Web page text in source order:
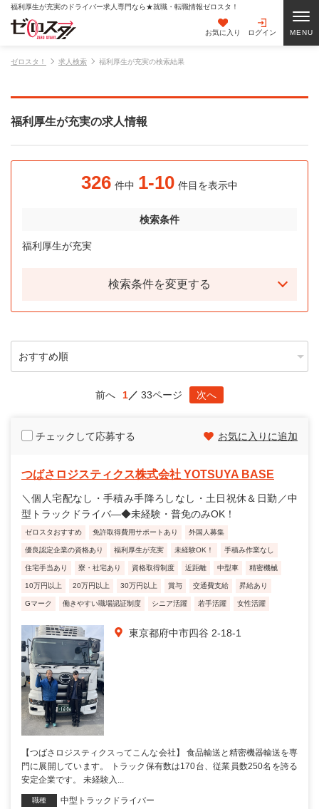
福利厚生が充実のドライバー求人専門なら★就職・転職情報ゼロスタ！
お気に入り ログイン
ゼロスタ！ 求人検索 福利厚生が充実の検索結果
福利厚生が充実の求人情報
326 件中 1-10 件目を表示中
検索条件
福利厚生が充実
検索条件を変更する
前へ 1 33ページ 次へ
チェックして応募する お気に入りに追加
つばさロジスティクス株式会社 YOTSUYA BASE
＼個人宅配なし・手積み手降ろしなし・土日祝休＆日勤／中
型トラックドライバ―◆未経験・普免のみOK！
ゼロスタおすすめ 免許取得費用サポートあり 外国人募集
優良認定企業の資格あり 福利厚生が充実 未経験OK！ 手積み作業なし
住宅手当あり 寮・社宅あり 資格取得制度 近距離 中型車 精密機械
10万円以上 20万円以上 30万円以上 賞与 交通費支給 昇給あり
Gマーク 働きやすい職場認証制度 シニア活躍 若手活躍 女性活躍
東京都府中市四谷 2-18-1
【つばさロジスティクスってこんな会社】 食品輸送と精密機器輸送を専
門に展開しています。 トラック保有数は170台、従業員数250名を誇る
安定企業です。 未経験入...
職種 中型トラックドライバー